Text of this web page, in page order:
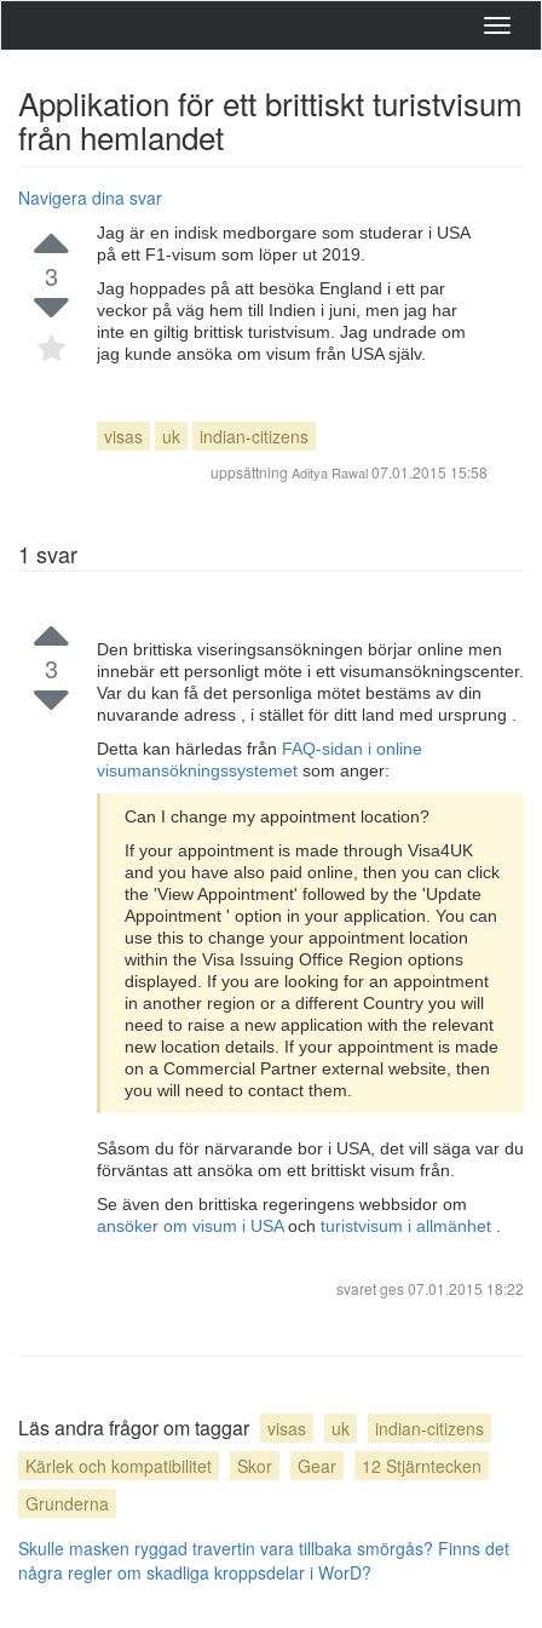
Applikation för ett brittiskt turistvisum
från hemlandet
Navigera dina svar
3
Jag är en indisk medborgare som studerar i USA
på ett F1-visum som löper ut 2019.
Jag hoppades på att besöka England i ett par
veckor på väg hem till Indien i juni, men jag har
inte en giltig brittisk turistvisum. Jag undrade om
jag kunde ansöka om visum från USA själv.
visas uk indian-citizens
uppsättning Aditya Rawal07.01.2015 15:58
1 svar
3
Den brittiska viseringsansökningen börjar online men
innebär ett personligt möte i ett visumansökningscenter.
Var du kan få det personliga mötet bestäms av din
nuvarande adress , i stället för ditt land med ursprung .
Detta kan härledas från FAQ-sidan i online
visumansökningssystemet som anger:
Can I change my appointment location?
If your appointment is made through Visa4UK
and you have also paid online, then you can click
the 'View Appointment' followed by the 'Update
Appointment ' option in your application. You can
use this to change your appointment location
within the Visa Issuing Office Region options
displayed. If you are looking for an appointment
in another region or a different Country you will
need to raise a new application with the relevant
new location details. If your appointment is made
on a Commercial Partner external website, then
you will need to contact them.
Såsom du för närvarande bor i USA, det vill säga var du
förväntas att ansöka om ett brittiskt visum från.
Se även den brittiska regeringens webbsidor om
ansöker om visum i USAoch turistvisum i allmänhet
svaret ges07.01.2015 18:22
Läs andra frågor om taggar visas uk
indian-citizens
Kärlek och kompatibilitet
Skor Gear
12 Stjärntecken
Grunderna
Skulle masken ryggad travertin vara tillbaka smörgås? Finns det
några regler om skadliga kroppsdelar i WorD?